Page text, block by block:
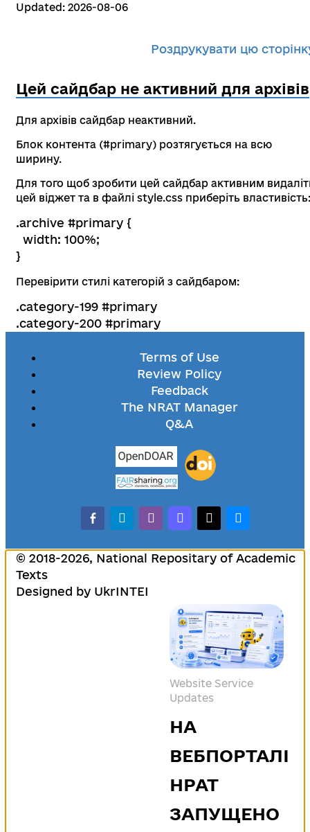
Updated: 2026-08-06
Роздрукувати цю
Цей сайдбар не активний для архівів
Для архівів сайдбар неактивний.
Блок контента (#primary) розтягується на всю
ширину.
Для того щоб зробити цей сайдбар активним
цей віджет та в файлі style.css приберіть властивість:
.archive #primary {
width: 100%;
}
Перевірити стилі категорій з сайдбаром:
.category-199 #primary
.category-200 #primary
Terms of Use
Review Policy
Feedback
The NRAT Manager
Q&A
facebook-alt
telegramwhatsappmastodonthreadsbluesky
© 2018-2026, National Repositary of Academic
Texts
Designed by UkrINTEI
Website Service
Updates
НА
ВЕБПОРТАЛІ
НРАТ
ЗАПУЩЕНО